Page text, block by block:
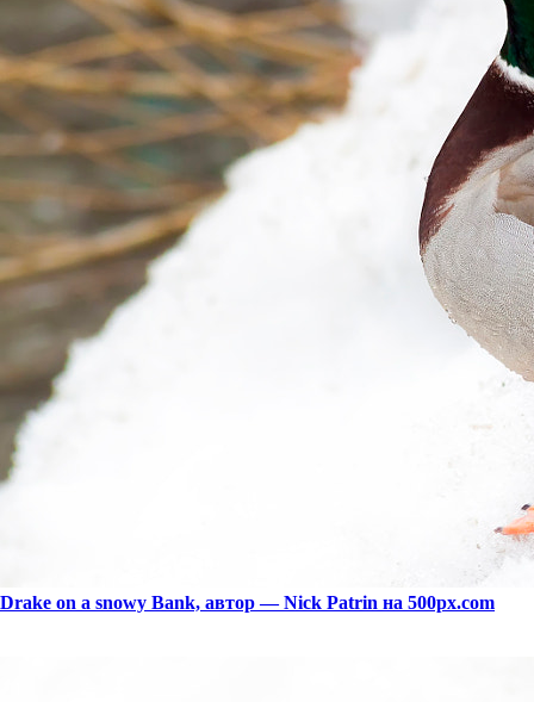
Drake on a snowy Bank, автор — Nick Patrin на 500px.com